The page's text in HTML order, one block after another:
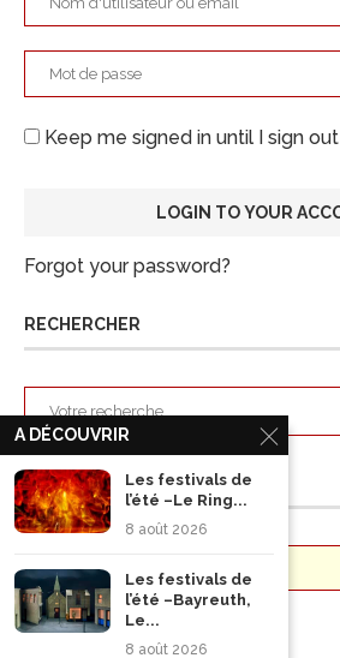
Keep me signed in until I sign out
Forgot your password?
RECHERCHER
ARCHIVES
A DÉCOUVRIR
Les festivals de
l’été –Le Ring...
8 août 2026
Les festivals de
l’été –Bayreuth,
Le...
8 août 2026